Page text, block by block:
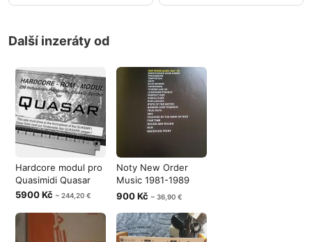
Další inzeráty od
Hardcore modul pro
Quasimidi Quasar
5900 Kč ~ 244,20 €
Noty New Order
Music 1981-1989
originál kniha
900 Kč ~ 36,90 €